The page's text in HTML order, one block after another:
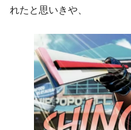
れたと思いきや、